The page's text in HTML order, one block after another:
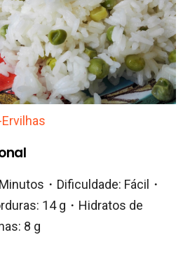
・Dificuldade: Fácil・
14 g・Hidratos de
8 g